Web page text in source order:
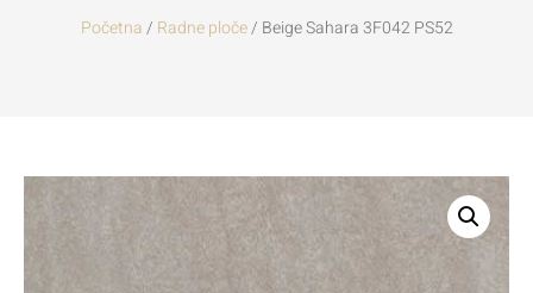
Početna/ Radne ploče/ Beige Sahara 3F042 PS52